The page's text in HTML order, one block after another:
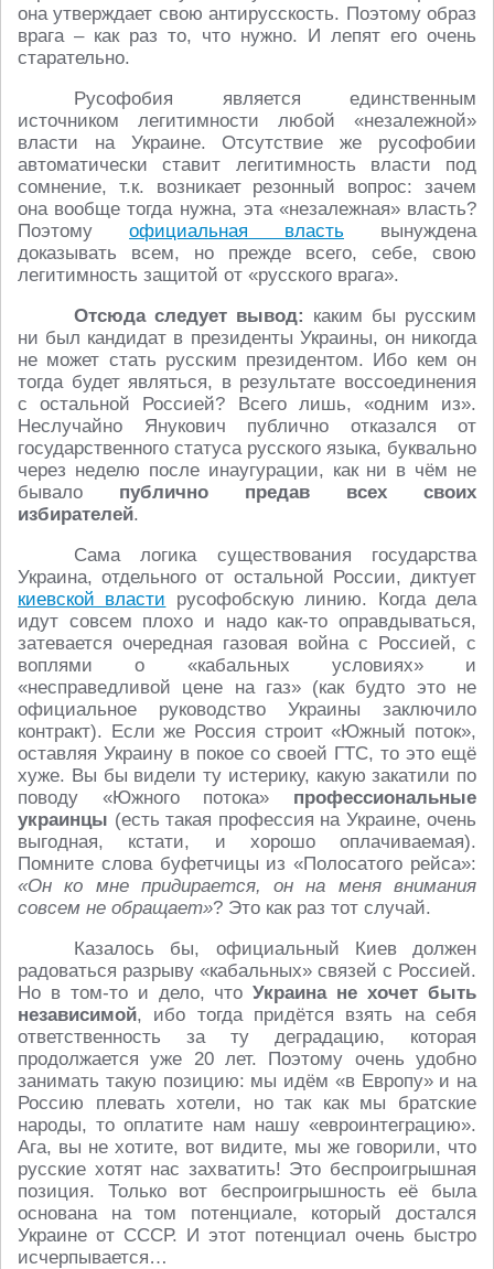
она утверждает свою антирусскость. Поэтому образ
врага – как раз то, что нужно. И лепят его очень
старательно.
Русофобия является единственным
источником легитимности любой «незалежной»
власти на Украине. Отсутствие же русофобии
автоматически ставит легитимность власти под
сомнение, т.к. возникает резонный вопрос: зачем
она вообще тогда нужна, эта «незалежная» власть?
Поэтому официальная власть вынуждена
доказывать всем, но прежде всего, себе, свою
легитимность защитой от «русского врага».
Отсюда следует вывод: каким бы русским
ни был кандидат в президенты Украины, он никогда
не может стать русским президентом. Ибо кем он
тогда будет являться, в результате воссоединения
с остальной Россией? Всего лишь, «одним из».
Неслучайно Янукович публично отказался от
государственного статуса русского языка, буквально
через неделю после инаугурации, как ни в чём не
бывало публично
предав всех своих
избирателей.
Сама логика существования государства
Украина, отдельного от остальной России, диктует
киевской власти русофобскую линию. Когда дела
идут совсем плохо и надо как-то оправдываться,
затевается очередная газовая война с Россией, с
воплями о «кабальных условиях» и
«несправедливой цене на газ» (как будто это не
официальное руководство Украины заключило
контракт). Если же Россия строит «Южный поток»,
оставляя Украину в покое со своей ГТС, то это ещё
хуже. Вы бы видели ту истерику, какую закатили по
поводу «Южного потока» профессиональные
украинцы (есть такая профессия на Украине, очень
выгодная, кстати, и хорошо оплачиваемая).
Помните слова буфетчицы из «Полосатого рейса»:
«Он ко мне придирается, он на меня внимания
совсем не обращает»? Это как раз тот случай.
Казалось бы, официальный Киев должен
радоваться разрыву «кабальных» связей с Россией.
Но в том-то и дело, чтоУкраина не хочет быть
независимой, ибо тогда придётся взять на себя
ответственность за ту деградацию, которая
продолжается уже 20 лет. Поэтому очень удобно
занимать такую позицию: мы идём «в Европу» и на
Россию плевать хотели, но так как мы братские
народы, то оплатите нам нашу «евроинтеграцию».
Ага, вы не хотите, вот видите, мы же говорили, что
русские хотят нас захватить! Это беспроигрышная
позиция. Только вот беспроигрышность её была
основана на том потенциале, который достался
Украине от СССР. И этот потенциал очень быстро
исчерпывается…